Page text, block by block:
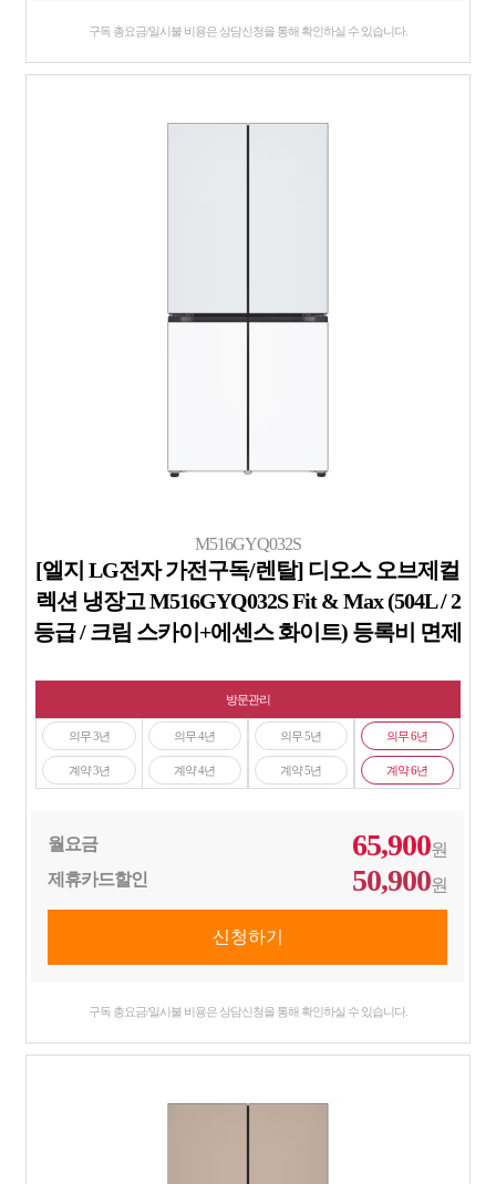
구독 총요금/일시불 비용은 상담신청을 통해 확인하실 수 있습니다.
M516GYQ032S
[엘지 LG전자 가전구독/렌탈] 디오스 오브제컬
렉션 냉장고 M516GYQ032S Fit & Max (504L / 2
등급 / 크림 스카이+에센스 화이트) 등록비 면제
방문관리
의무 3년
계약 3년
의무 4년
계약 4년
의무 5년
계약 5년
의무 6년
계약 6년
월요금 65,900원
제휴카드할인
50,900원
구독 총요금/일시불 비용은 상담신청을 통해 확인하실 수 있습니다.